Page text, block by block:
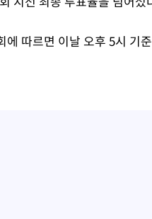
에 따르면 이날 오후 5시